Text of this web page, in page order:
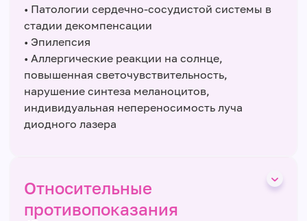
• Патологии сердечно-сосудистой системы в
стадии декомпенсации
• Эпилепсия
• Аллергические реакции на солнце,
повышенная светочувствительность,
нарушение синтеза меланоцитов,
индивидуальная непереносимость луча
диодного лазера
Относительные
противопоказания